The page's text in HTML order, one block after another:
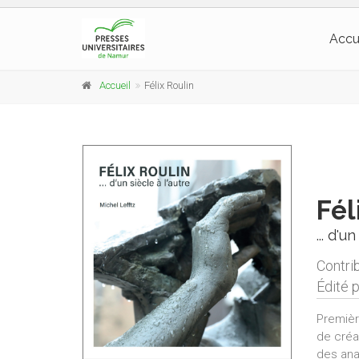
Accueil Félix Roulin
...
Édité
de
des